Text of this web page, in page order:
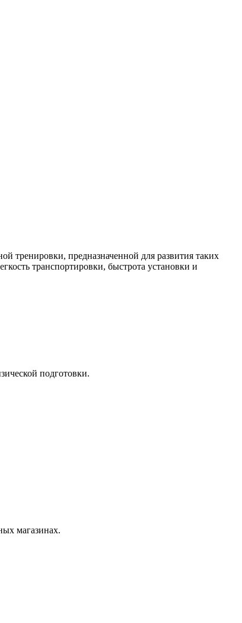
тренировки, предназначенной для развития таких
транспортировки, быстрота установки и
подготовки.
магазинах.